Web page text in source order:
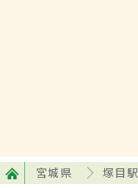
宮城県 塚目駅